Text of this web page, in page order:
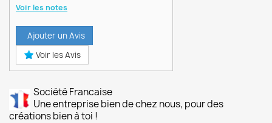
Voir les notes
Ajouter un Avis
Voir les Avis
Société Francaise
Une entreprise bien de chez nous, pour des
créations bien à toi !